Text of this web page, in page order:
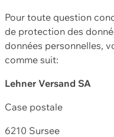
Pour toute question
de protection des
données personnelles,
comme suit:
Lehner Versand SA
Case postale
6210 Sursee